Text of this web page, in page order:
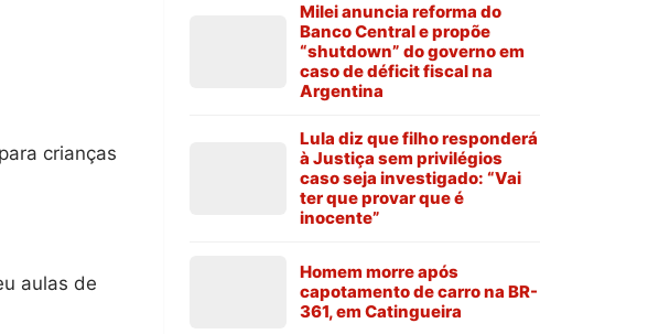
crianças
aulas de
Milei anuncia reforma do
Banco Central e propõe
“shutdown” do governo em
caso de déficit fiscal na
Argentina
Lula diz que filho responderá
à Justiça sem privilégios
caso seja investigado: “Vai
ter que provar que é
inocente”
Homem morre após
capotamento de carro na BR-
361, em Catingueira